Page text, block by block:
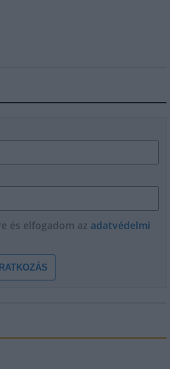
és elfogadom az adatvédelmi